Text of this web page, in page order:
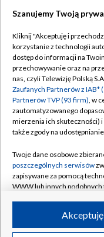
Abonament TVP
Emisja w TVP
Centrum informacji
Naziemna
Rada Programowa
System NOS
Informacje o
Program dla prasy
©2026
Szanujemy Twoją
Kliknij "Akceptuję i
korzystanie z technologii
dostęp do informacji na
przechowywanie oraz na
nas, czyli Telewizję Polską
Zaufanych Partnerów z IAB*
Partnerów TVP (93 firm), w
zautomatyzowanego
mierzenia ich skuteczności)
także zgody na
Twoje dane osobowe
poszczególnych serwisów
zapisywane za pomocą
WWW lub innych
ruchu w Internecie.